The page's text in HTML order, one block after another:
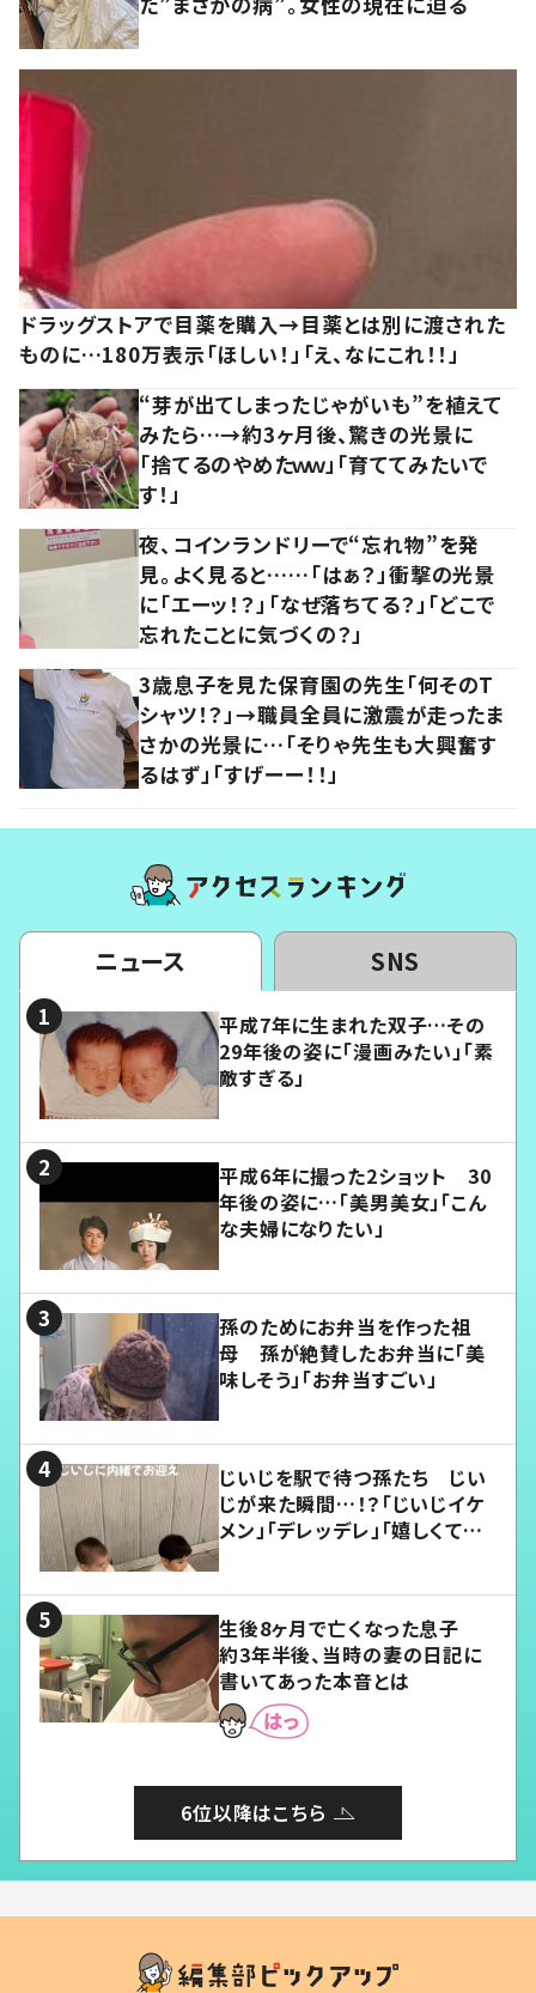
ドラッグストアで目薬を購入→目薬とは別に渡された
ものに…180万表示「ほしい！」「え、なにこれ！！」
“芽が出てしまったじゃがいも”を植えて
みたら…→約3ヶ月後、驚きの光景に
「捨てるのやめたｗｗ」「育ててみたいで
す！」
夜、コインランドリーで“忘れ物”を発
見。よく見ると……「はぁ？」衝撃の光景
に「エーッ！？」「なぜ落ちてる？」「どこで
忘れたことに気づくの？」
3歳息子を見た保育園の先生「何そのT
シャツ！？」→職員全員に激震が走ったま
さかの光景に…「そりゃ先生も大興奮す
るはず」「すげーー！！」
ニュース SNS
平成7年に生まれた双子…その
29年後の姿に「漫画みたい」「素
敵すぎる」
平成6年に撮った2ショット 30
年後の姿に…「美男美女」「こん
な夫婦になりたい」
孫のためにお弁当を作った祖
母 孫が絶賛したお弁当に「美
味しそう」「お弁当すごい」
じいじを駅で待つ孫たち じい
じが来た瞬間…！？「じいじイケ
メン」「デレッデレ」「嬉しくて可
生後8ヶ月で亡くなった息子
約3年半後、当時の妻の日記に
書いてあった本音とは
6位以降はこちら